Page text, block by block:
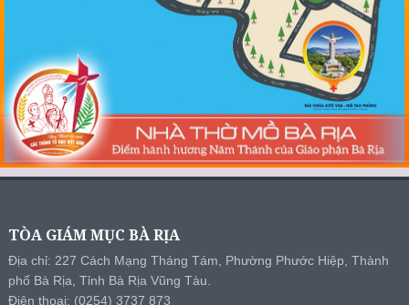
TÒA GIÁM MỤC BÀ RỊA
Địa chỉ: 227 Cách Mạng Tháng Tám, Phường Phước Hiệp, Thành
phố Bà Rịa, Tỉnh Bà Rịa Vũng Tàu.
Điện thoại: (0254) 3737 873